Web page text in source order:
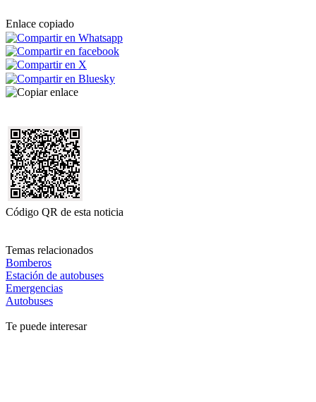
Enlace copiado
Código QR de esta noticia
Temas relacionados
Bomberos
Estación de autobuses
Emergencias
Autobuses
Te puede interesar